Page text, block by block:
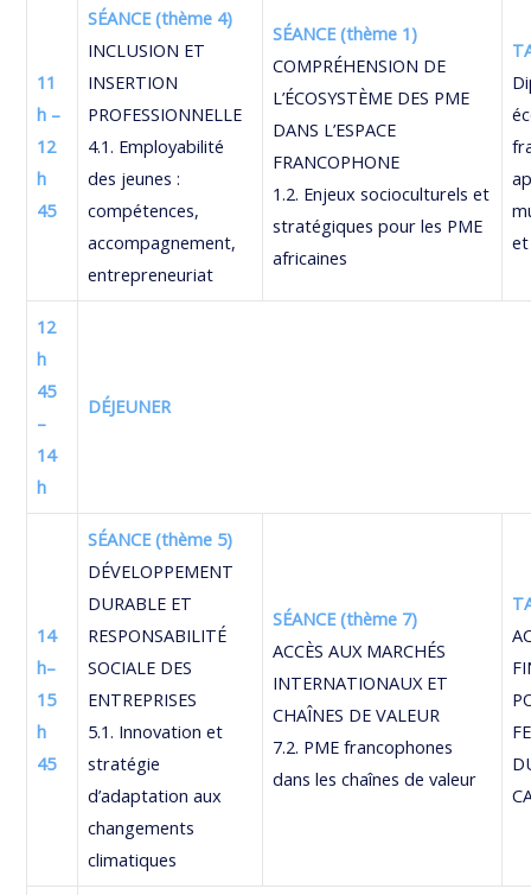
11
h –
12
h
45
SÉANCE (thème 4)
INCLUSION ET
INSERTION
PROFESSIONNELLE
4.1. Employabilité
des jeunes :
compétences,
accompagnement,
entrepreneuriat
SÉANCE (thème 1)
COMPRÉHENSION DE
L’ÉCOSYSTÈME DES PME
DANS L’ESPACE
FRANCOPHONE
1.2. Enjeux socioculturels et
stratégiques pour les PME
africaines
12
h
45
–
14
h
DÉJEUNER
14
h–
15
h
45
SÉANCE (thème 5)
DÉVELOPPEMENT
DURABLE ET
RESPONSABILITÉ
SOCIALE DES
ENTREPRISES
5.1. Innovation et
stratégie
d’adaptation aux
changements
climatiques
SÉANCE (thème 7)
ACCÈS AUX MARCHÉS
INTERNATIONAUX ET
CHAÎNES DE VALEUR
7.2. PME francophones
dans les chaînes de valeur